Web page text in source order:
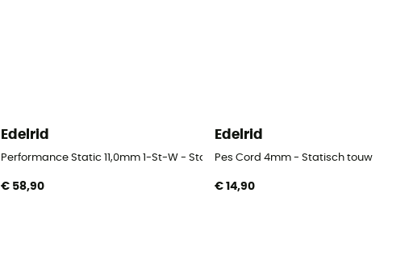
Edelrid
Performance Static 11,0mm 1-St-W - Statisch touw
€ 58,90
Edelrid
Pes Cord 4mm - Statisch touw
€ 14,90